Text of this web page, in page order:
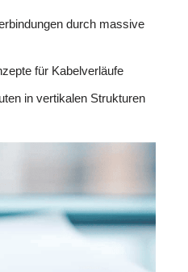
durch massive
für Kabelverläufe
in vertikalen Strukturen